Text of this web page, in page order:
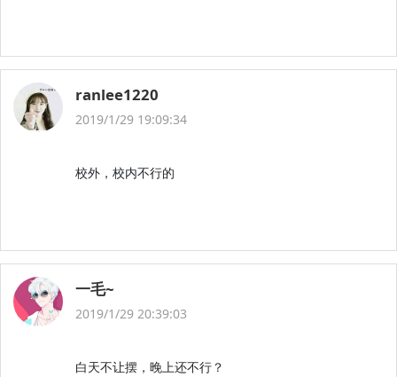
ranlee1220
2019/1/29 19:09:34
校外，校内不行的
一毛~
2019/1/29 20:39:03
白天不让摆，晚上还不行？